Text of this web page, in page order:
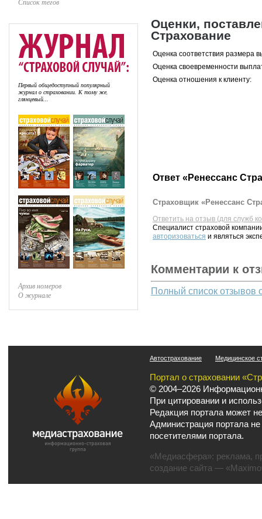
Первый общедоступный популярный
журнал о страховании. К тому же,
глянцевый...
Архив номеров
О журнале
Оценки,
Страхование
Оценка соответствия размера
Оценка своевременности
Оценка отношения к клиенту:
Ответ «Ренессанс
Страховщик «Ренессанс
Ответить на отзыв (для служб
Специалист страховой
авторизоваться и являться
Комментарии к
Полный список отзывов
Автострахование Медицинское
Портал о страховании
© 2004–2026
При цитировании и
Редакция портала может
Администрация портала
посетителями портала.
«Медиасфера»: реклама,
создание сайта —